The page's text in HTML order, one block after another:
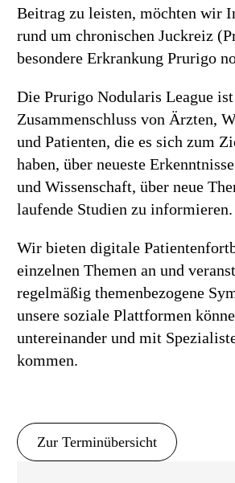
Beitrag zu leisten, möchten wir
rund um chronischen Juckreiz
besondere Erkrankung Prurigo
Die Prurigo Nodularis League
Zusammenschluss von Ärzten,
und Patienten, die es sich zum
haben, über neueste
und Wissenschaft, über neue
laufende Studien zu informieren.
Wir bieten digitale
einzelnen Themen an und
regelmäßig themenbezogene
unsere soziale Plattformen
untereinander und mit
kommen.
Zur Terminübersicht